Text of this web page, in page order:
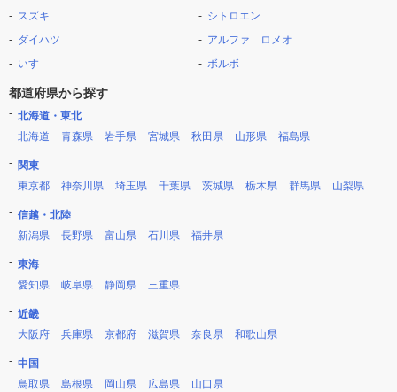
スズキ
ダイハツ
いすゞ
シトロエン
アルファ ロメオ
ボルボ
都道府県から探す
北海道・東北
北海道
青森県 岩手県 宮城県 秋田県 山形県 福島県
関東
東京都
神奈川県 埼玉県 千葉県 茨城県 栃木県 群馬県 山梨県
信越・北陸
新潟県
長野県 富山県 石川県 福井県
東海
愛知県
岐阜県 静岡県 三重県
近畿
大阪府
兵庫県 京都府 滋賀県 奈良県 和歌山県
中国
鳥取県
島根県 岡山県 広島県 山口県